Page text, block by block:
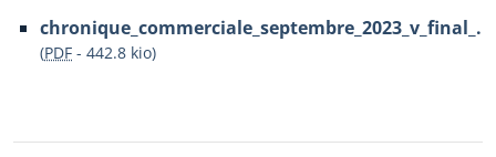
(PDF - 442.8 kio)